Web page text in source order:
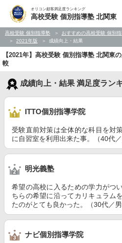
オリコン顧客満足度ランキング
高校受験 個別指導塾 北関東
高校受験 個別指導塾
おすすめの高校受験 個別
2021年版
成績向上・結果
【2021年】高校受験 個別指導塾 北関東
較
成績向上・結果 満足度ラン
ITTO個別指導学院
受験直前対策は全体的な科目を対
に自習室を利用出来た事。（40代／
明光義塾
希望の高校に入るための学力がつ
ちらの希望に沿ってカリキュラム
たのがとても良かった。（30代／男
ナビ個別指導学院